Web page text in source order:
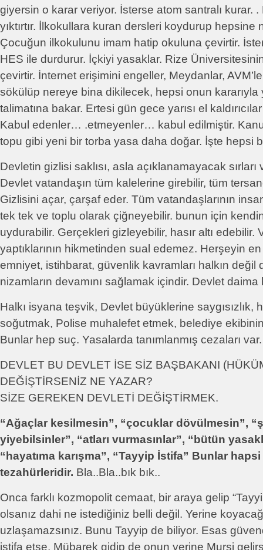
giyersin o karar veriyor. İsterse atom santralı kurar.
yıktırtır. İlkokullara kuran dersleri koydurup hepsine
Çocuğun ilkokulunu imam hatip okuluna çevirtir.
HES ile durdurur. İçkiyi yasaklar. Rize
çevirtir. İnternet erişimini engeller, Meydanlar,
sökülüp nereye bina dikilecek, hepsi onun kararıyla
talimatına bakar. Ertesi gün gece yarısı el
Kabul edenler… .etmeyenler… kabul edilmiştir.
topu gibi yeni bir torba yasa daha doğar. İşte hepsi
Devletin gizlisi saklısı, asla açıklanamayacak sırları
Devlet vatandaşın tüm kalelerine girebilir, tüm
Gizlisini açar, çarşaf eder. Tüm vatandaşlarının
tek tek ve toplu olarak çiğneyebilir. bunun için
uydurabilir. Gerçekleri gizleyebilir, hasır altı edebilir.
yaptıklarının hikmetinden sual edemez. Herşeyin
emniyet, istihbarat, güvenlik kavramları halkın
nizamların devamını sağlamak içindir. Devlet daima
Halkı isyana teşvik, Devlet büyüklerine saygısızlık,
soğutmak, Polise muhalefet etmek, belediye
Bunlar hep suç. Yasalarda tanımlanmış cezaları
DEVLET BU DEVLET İSE SİZ BAŞBAKANI
DEĞİŞTİRSENİZ NE YAZAR?
SİZE GEREKEN DEVLETİ DEĞİŞTİRMEK.
“Ağaçlar kesilmesin”, “çocuklar dövülmesin”,
yiyebilsinler”, “atları vurmasınlar”, “bütün
“hayatıma karışma”, “Tayyip İstifa” Bunlar
tezahürleridir. Bla..Bla..bık bık..
Onca farklı kozmopolit cemaat, bir araya gelip
olsanız dahi ne istediğiniz belli değil. Yerine
uzlaşamazsınız. Bunu Tayyip de biliyor. Esas
istifa etse, Mübarek gidip de onun yerine Mursi